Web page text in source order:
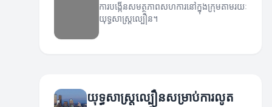
ការបង្កើនសមត្ថភាពសហការនៅក្នុងក្រុមតាមរយៈ
យុទ្ធសាស្ត្រល្បឿន។
យុទ្ធសាស្ត្រល្បឿនសម្រាប់ការលូត